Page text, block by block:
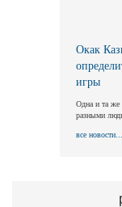
Окак
игры
Одна и та же
разными
все новости...